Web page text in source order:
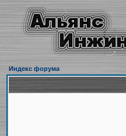
Индекс форума